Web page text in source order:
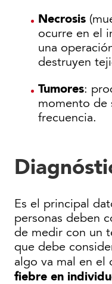
Necrosis
ocurre en el
una
destruyen
Tumores:
momento de
frecuencia.
Es el principal
personas deben
de medir con un
que debe
algo va mal en el
fiebre en